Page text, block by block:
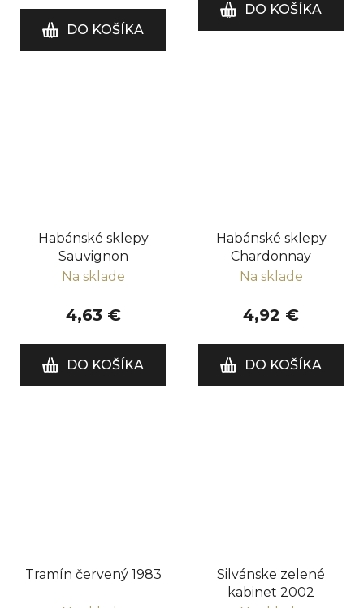
DO KOŠÍKA
DO KOŠÍKA
Habánské sklepy
Sauvignon
Na sklade
4,63 €
DO KOŠÍKA
Habánské sklepy
Chardonnay
Na sklade
4,92 €
DO KOŠÍKA
Tramín červený 1983
Silvánske zelené
kabinet 2002